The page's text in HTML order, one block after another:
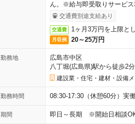
ん。※給与即受取りサービス
交通費別途支給あり
交通費 1ヶ月3万円を上限と
月収例 20～25万円
勤務地
広島市中区
八丁堀(広島県)駅から徒歩2分
建設業・住宅・建材・設備メ
勤務時間 08:30-17:30（休憩60分）実
期間 即日～長期 ※開始日相談